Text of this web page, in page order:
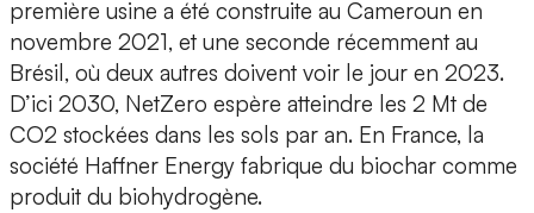
première usine a été construite au Cameroun en
novembre 2021, et une seconde récemment au
Brésil, où deux autres doivent voir le jour en 2023.
D’ici 2030, NetZero espère atteindre les 2 Mt de
CO2 stockées dans les sols par an. En France, la
société Haffner Energy fabrique du biochar comme
produit du biohydrogène.